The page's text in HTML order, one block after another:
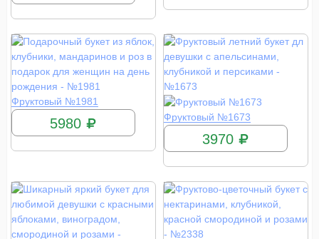
Фруктовый №1981
КУПИТЬ
5980
Фруктовый №1673
КУПИТЬ
3970